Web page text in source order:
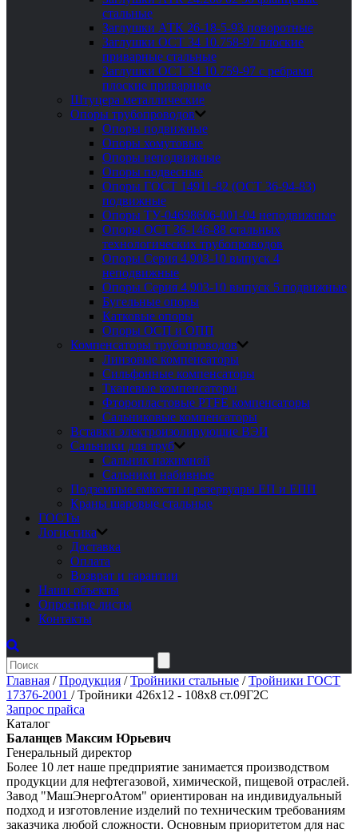
стальные
Заглушки АТК 26-18-5-93 поворотные
Заглушки ОСТ 34 10.758-97 плоские
приварные стальные
Заглушки ОСТ 34 10.759-97 с ребрами
плоские приварные
Штуцера металлические
Опоры трубопроводов
Опоры подвижные
Опоры хомутовые
Опоры неподвижные
Опоры подвесные
Опоры ГОСТ 14911-82 (ОСТ 36-94-83)
подвижные
Опоры ТУ-04698606-001-04 неподвижные
Опоры ОСТ 36-146-88 стальных
технологических трубопроводов
Опоры Серия 4.903-10 выпуск 4
неподвижные
Опоры Серия 4.903-10 выпуск 5 подвижные
Бугельные опоры
Катковые опоры
Опоры ОСП и ОПП
Компенсаторы трубопроводов
Линзовые компенсаторы
Сильфонные компенсаторы
Тканевые компенсаторы
Фторопластовые PTFE компенсаторы
Сальниковые компенсаторы
Вставки электроизолирующие ВЭИ
Сальники для труб
Сальник нажимной
Сальники набивные
Подземные емкости и резервуары ЕП и ЕПП
Краны шаровые стальные
ГОСТы
Логистика
Доставка
Оплата
Возврат и гарантии
Наши объекты
Опросные листы
Контакты
Главная /Продукция /Тройники стальные /Тройники ГОСТ
17376-2001 /Тройники 426х12 - 108х8 ст.09Г2С
Запрос прайса
Каталог
Баланцев Максим Юрьевич
Генеральный директор
Более 10 лет наше предприятие занимается производством
продукции для нефтегазовой, химической, пищевой отраслей.
Завод "МашЭнергоАтом" ориентирован на индивидуальный
подход и изготовление изделий по техническим требованиям
заказчика любой сложности. Основным приоритетом для нас